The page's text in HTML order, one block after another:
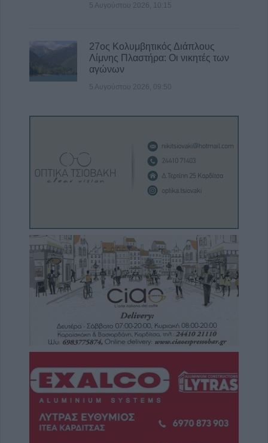
5 Αυγούστου 2026, 10:15
27ος Κολυμβητικός Διάπλους
Λίμνης Πλαστήρα: Οι νικητές των
αγώνων
5 Αυγούστου 2026, 09:50